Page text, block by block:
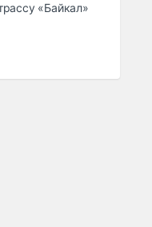
«Байкал»